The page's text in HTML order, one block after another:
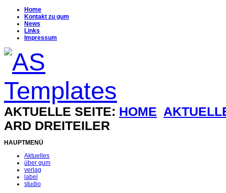
Home
Kontakt zu gum
News
Links
Impressum
AKTUELLE SEITE: HOME
ARD DREITEILER
HAUPTMENÜ
Aktuelles
über gum
verlag
label
studio